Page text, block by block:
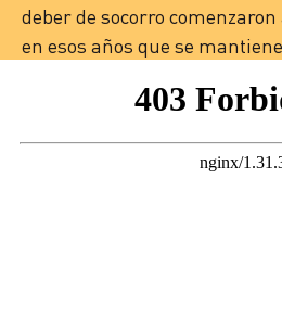
deber de socorro
en esos años que se